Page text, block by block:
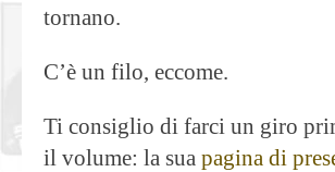
tornano.
C’è un filo, eccome.
Ti consiglio di farci un giro
il volume: la sua pagina di